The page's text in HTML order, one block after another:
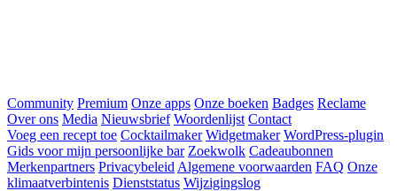
Community Premium Onze apps Onze boeken Badges Reclame
Over ons Media Nieuwsbrief Woordenlijst Contact
Voeg een recept toe Cocktailmaker Widgetmaker WordPress-plugin
Gids voor mijn persoonlijke bar Zoekwolk Cadeaubonnen
Merkenpartners Privacybeleid Algemene voorwaarden FAQ Onze
klimaatverbintenis Dienststatus Wijzigingslog